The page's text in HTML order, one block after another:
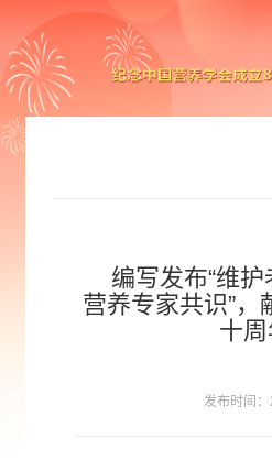
编写发布“维
营养专家共识”，
十
发布时间